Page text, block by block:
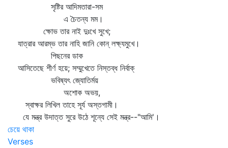
সৃষ্টির আদিমতারা-সম
এ চৈতন্য মম।
ক্ষোভ তার নাই দুঃখে সুখে;
যাত্রার আরম্ভ তার নাহি জানি কোন্‌ লক্ষ্যমুখে।
পিছনের ডাক
আসিতেছে শীর্ণ হয়ে; সম্মুখেতে নিস্তব্ধ নির্বাক্‌
ভবিষ্যৎ জ্যোতির্ময়
অশোক অভয়,
স্বাক্ষর লিখিল তাহে সূর্য অস্তগামী।
যে মন্ত্র উদাত্ত সুরে উঠে শূন্যে সেই মন্ত্র--"আমি'।
চেয়ে থাকা
Verses